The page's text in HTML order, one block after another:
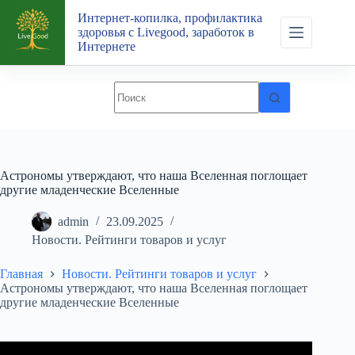
Перейти
сути
Интернет-копилка, профилактика
здоровья с Livegood, заработок в
Интернете
Астрономы утверждают, что наша Вселенная поглощает
другие младенческие Вселенные
admin
23.09.2025
Новости. Рейтинги товаров и услуг
Главная
Новости. Рейтинги товаров и услуг
Астрономы утверждают, что наша Вселенная поглощает
другие младенческие Вселенные